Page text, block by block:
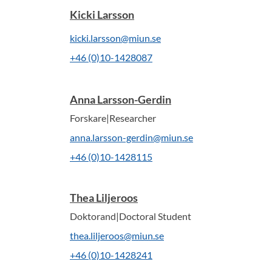
Kicki Larsson
kicki.larsson@miun.se
+46 (0)10-1428087
Anna Larsson-Gerdin
Forskare|Researcher
anna.larsson-gerdin@miun.se
+46 (0)10-1428115
Thea Liljeroos
Doktorand|Doctoral Student
thea.liljeroos@miun.se
+46 (0)10-1428241